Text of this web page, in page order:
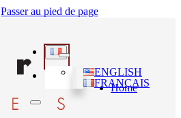
Passer au pied de page
Home
ENGLISH
FRANÇAIS